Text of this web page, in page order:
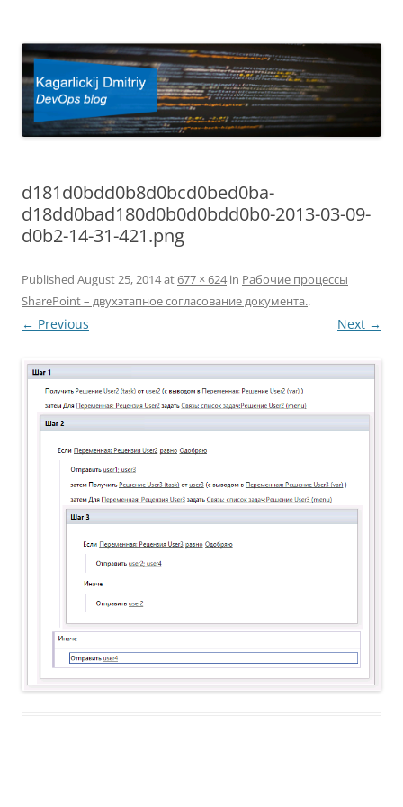
d181d0bdd0b8d0bcd0bed0ba-
d18dd0bad180d0b0d0bdd0b0-2013-03-09-
d0b2-14-31-421.png
Published August 25, 2014at677 × 624in Рабочие процессы
SharePoint – двухэтапное согласование документа..
← Previous Next →